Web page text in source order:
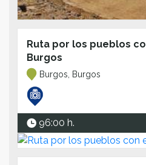
Ruta por los pueblos
Burgos
Burgos, Burgos
96:00 h.